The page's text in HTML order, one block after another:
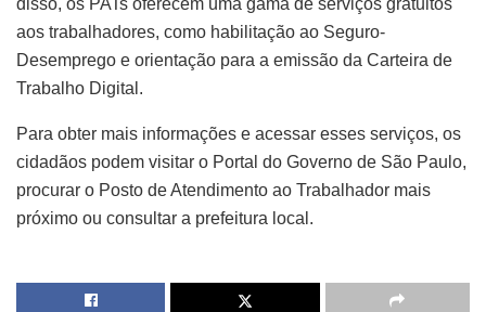
disso, os PATs oferecem uma gama de serviços gratuitos
aos trabalhadores, como habilitação ao Seguro-
Desemprego e orientação para a emissão da Carteira de
Trabalho Digital.
Para obter mais informações e acessar esses serviços, os
cidadãos podem visitar o Portal do Governo de São Paulo,
procurar o Posto de Atendimento ao Trabalhador mais
próximo ou consultar a prefeitura local.